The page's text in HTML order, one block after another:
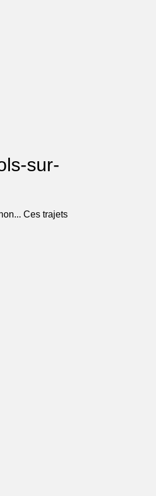
sur-
Ces trajets